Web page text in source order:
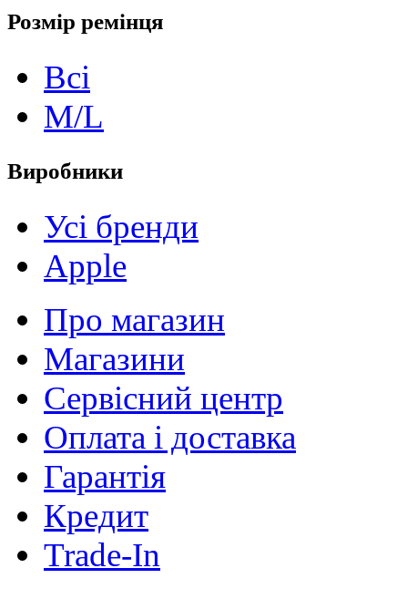
Розмір ремінця
Всі
M/L
Виробники
Усі бренди
Apple
Про магазин
Магазини
Сервісний центр
Оплата і доставка
Гарантія
Кредит
Trade-In